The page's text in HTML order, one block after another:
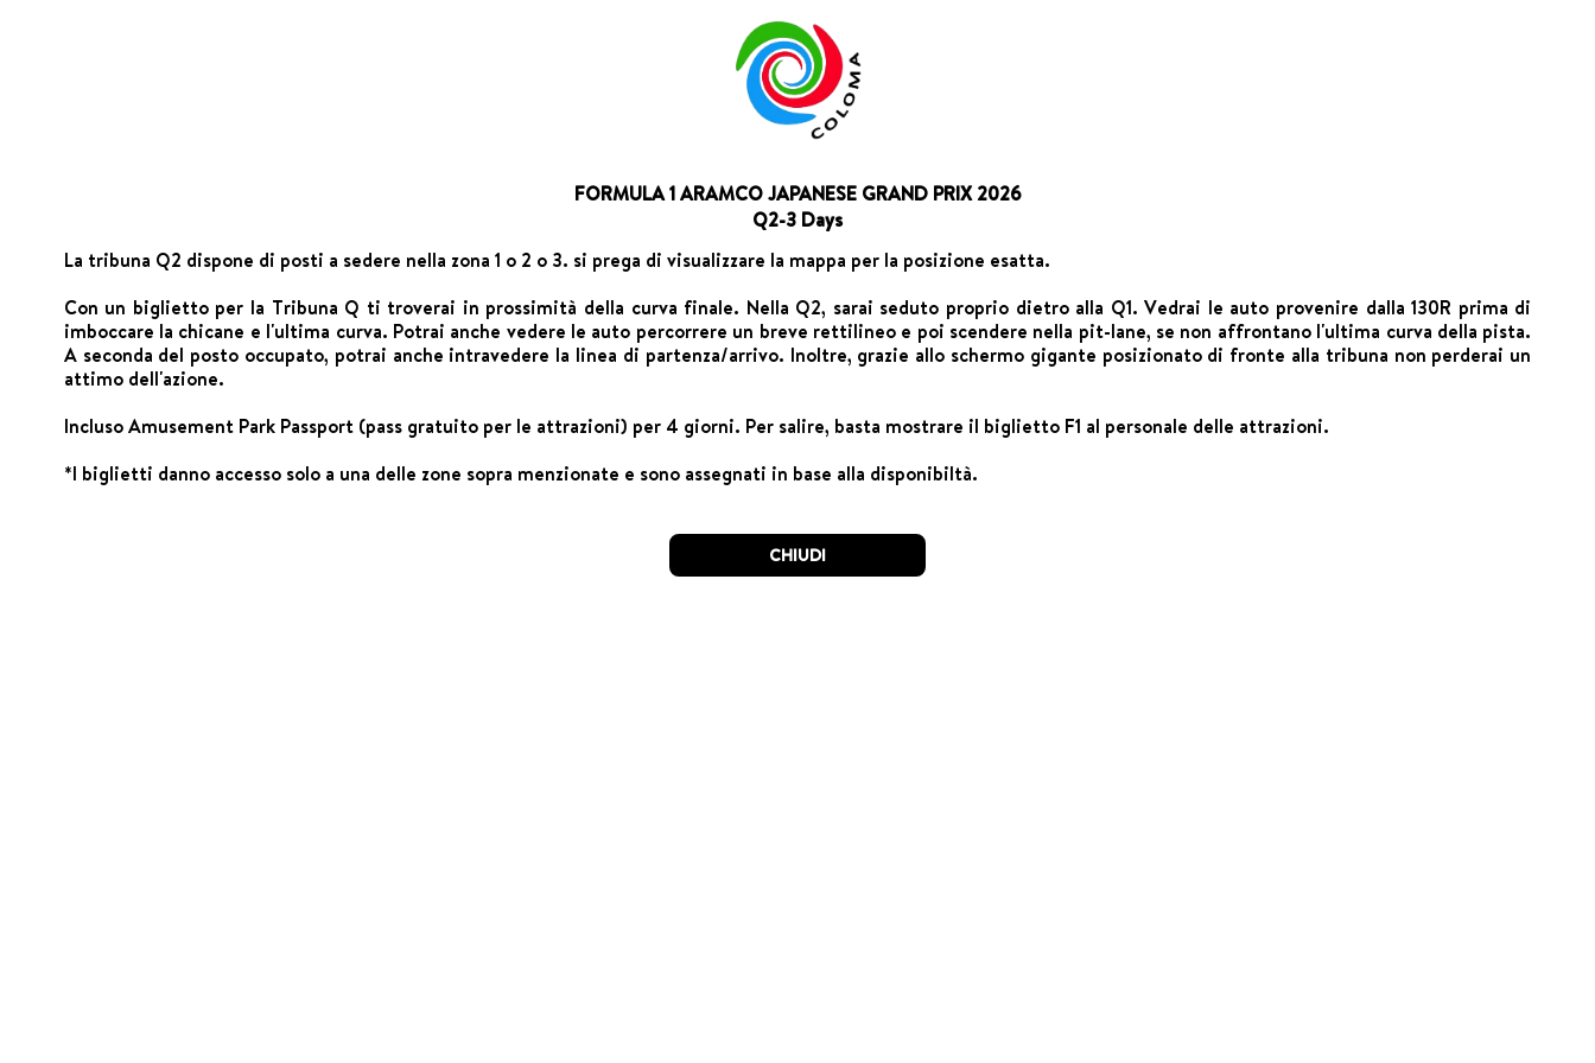
FORMULA 1 ARAMCO JAPANESE GRAND PRIX 2026
Q2-3 Days
La tribuna Q2 dispone di posti a sedere nella zona 1 o 2 o 3. si prega di visualizzare la mappa per la posizione esatta.
Con un biglietto per la Tribuna Q ti troverai in prossimità della curva finale. Nella Q2, sarai seduto proprio dietro alla Q1. Vedrai le auto provenire dalla 130R prima di
imboccare la chicane e l'ultima curva. Potrai anche vedere le auto percorrere un breve rettilineo e poi scendere nella pit-lane, se non affrontano l'ultima curva della pista.
A seconda del posto occupato, potrai anche intravedere la linea di partenza/arrivo. Inoltre, grazie allo schermo gigante posizionato di fronte alla tribuna non perderai un
attimo dell'azione.
Incluso Amusement Park Passport (pass gratuito per le attrazioni) per 4 giorni. Per salire, basta mostrare il biglietto F1 al personale delle attrazioni.
*I biglietti danno accesso solo a una delle zone sopra menzionate e sono assegnati in base alla disponibiltà.
CHIUDI